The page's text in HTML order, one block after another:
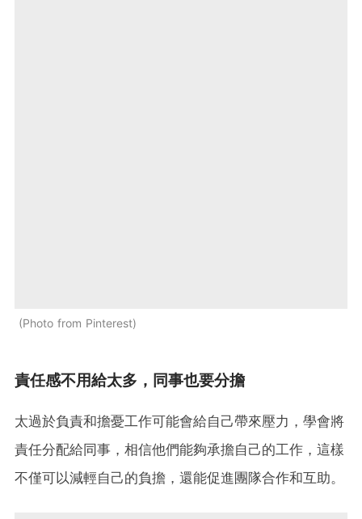
Photo from Pinterest
責任感不用給太多，同事也要分擔
太過於負責和擔憂工作可能會給自己帶來壓力，學會將
責任分配給同事，相信他們能夠承擔自己的工作，這樣
不僅可以減輕自己的負擔，還能促進團隊合作和互助。